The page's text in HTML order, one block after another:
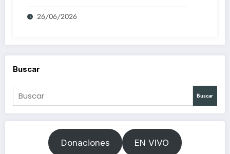
26/06/2026
Buscar
Buscar
Donaciones EN VIVO